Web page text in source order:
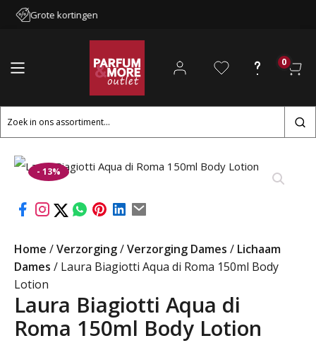
Grote kortingen
0
Zoeken
naar:
- 13%
Home /Verzorging/Verzorging Dames / Lichaam
Dames / Laura Biagiotti Aqua di Roma 150ml Body
Lotion
Laura Biagiotti Aqua di
Roma 150ml Body Lotion